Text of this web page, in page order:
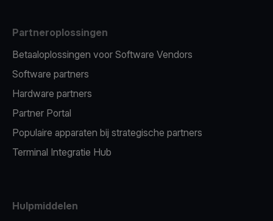
Partneroplossingen
Betaaloplossingen voor Software Vendors
Software partners
Hardware partners
Partner Portal
Populaire apparaten bij strategische partners
Terminal Integratie Hub
Hulpmiddelen